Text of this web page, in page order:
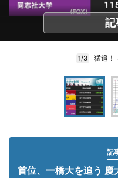
記
1/3 猛追！
記
首位、一橋大を追う